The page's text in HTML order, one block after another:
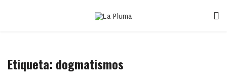
Etiqueta: dogmatismos